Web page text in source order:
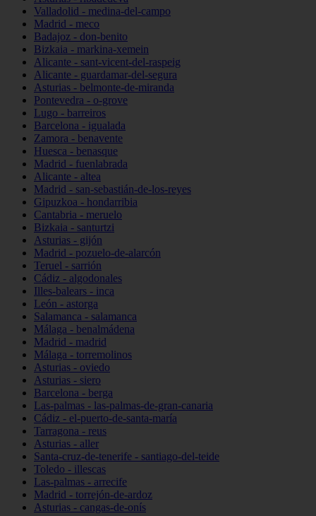
Valladolid - medina-del-campo
Madrid - meco
Badajoz - don-benito
Bizkaia - markina-xemein
Alicante - sant-vicent-del-raspeig
Alicante - guardamar-del-segura
Asturias - belmonte-de-miranda
Pontevedra - o-grove
Lugo - barreiros
Barcelona - igualada
Zamora - benavente
Huesca - benasque
Madrid - fuenlabrada
Alicante - altea
Madrid - san-sebastián-de-los-reyes
Gipuzkoa - hondarribia
Cantabria - meruelo
Bizkaia - santurtzi
Asturias - gijón
Madrid - pozuelo-de-alarcón
Teruel - sarrión
Cádiz - algodonales
Illes-balears - inca
León - astorga
Salamanca - salamanca
Málaga - benalmádena
Madrid - madrid
Málaga - torremolinos
Asturias - oviedo
Asturias - siero
Barcelona - berga
Las-palmas - las-palmas-de-gran-canaria
Cádiz - el-puerto-de-santa-maría
Tarragona - reus
Asturias - aller
Santa-cruz-de-tenerife - santiago-del-teide
Toledo - illescas
Las-palmas - arrecife
Madrid - torrejón-de-ardoz
Asturias - cangas-de-onís